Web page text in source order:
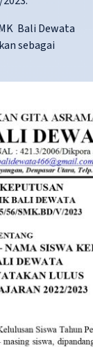
Bali Dewata
sebagai